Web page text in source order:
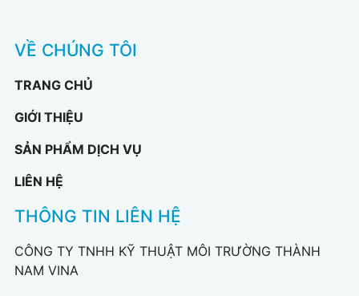
VỀ CHÚNG TÔI
TRANG CHỦ
GIỚI THIỆU
SẢN PHẨM DỊCH VỤ
LIÊN HỆ
THÔNG TIN LIÊN HỆ
CÔNG TY TNHH KỸ THUẬT MÔI TRƯỜNG THÀNH
NAM VINA